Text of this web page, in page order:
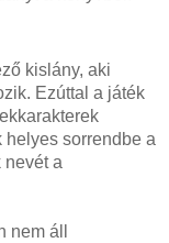
kislány, aki
Ezúttal a játék
helyes sorrendbe a
nevét a
nem áll